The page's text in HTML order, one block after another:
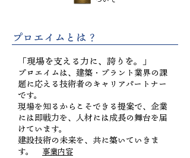
​プロエイムとは？
「現場を支える力に、誇りを。」
プロエイムは、建築・プラント業界の課
題に応える技術者のキャリアパートナー
です。
現場を知るからこそできる提案で、企業
には即戦力を、人材には成長の舞台を届
けています。
建設技術の未来を、共に築いていきま
す。 事業内容